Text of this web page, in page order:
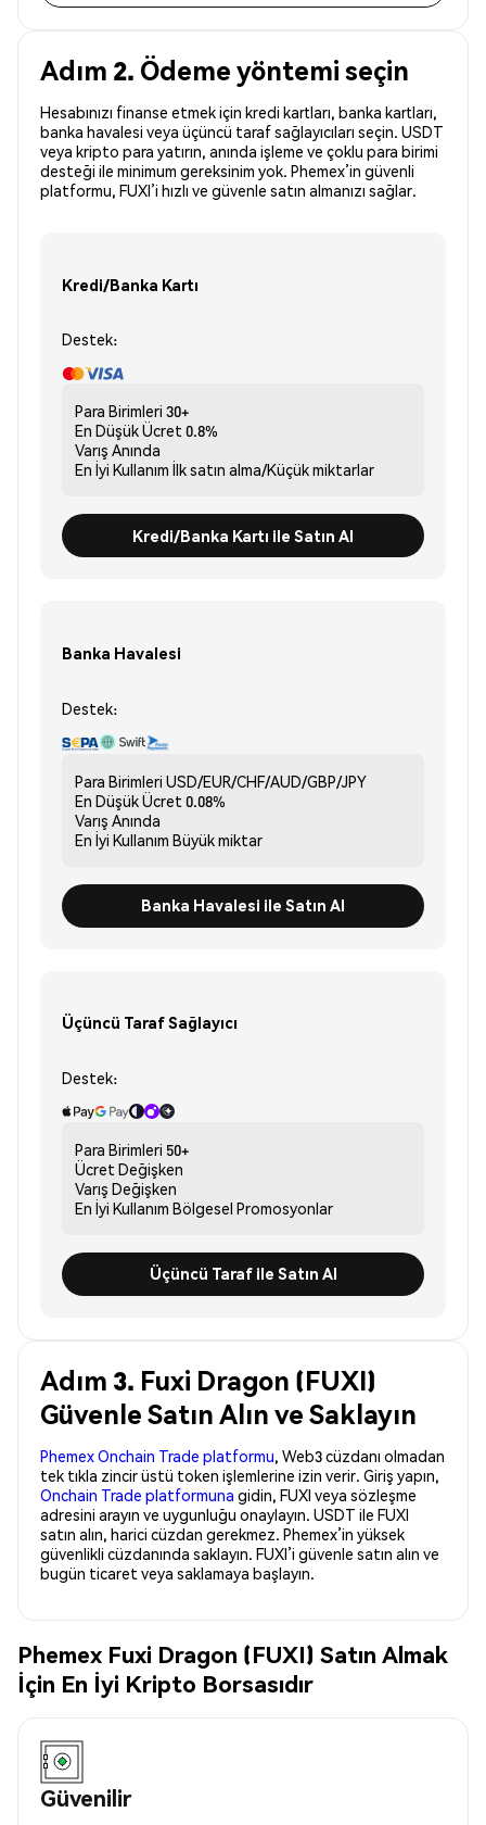
Adım 2. Ödeme yöntemi seçin
Hesabınızı finanse etmek için kredi kartları, banka kartları,
banka havalesi veya üçüncü taraf sağlayıcıları seçin. USDT
veya kripto para yatırın, anında işleme ve çoklu para birimi
desteği ile minimum gereksinim yok. Phemex’in güvenli
platformu, FUXI’i hızlı ve güvenle satın almanızı sağlar.
Kredi/Banka Kartı
Destek:
Para Birimleri 30+
En Düşük Ücret 0.8%
Varış Anında
En İyi Kullanım İlk satın alma/Küçük miktarlar
Kredi/Banka Kartı ile Satın Al
Banka Havalesi
Destek:
Para Birimleri USD/EUR/CHF/AUD/GBP/JPY
En Düşük Ücret 0.08%
Varış Anında
En İyi Kullanım Büyük miktar
Banka Havalesi ile Satın Al
Üçüncü Taraf Sağlayıcı
Destek:
Para Birimleri 50+
Ücret Değişken
Varış Değişken
En İyi Kullanım Bölgesel Promosyonlar
Üçüncü Taraf ile Satın Al
Adım 3. Fuxi Dragon (FUXI)
Güvenle Satın Alın ve Saklayın
Phemex Onchain Trade platformu, Web3 cüzdanı olmadan
tek tıkla zincir üstü token işlemlerine izin verir. Giriş yapın,
Onchain Trade platformuna gidin, FUXI veya sözleşme
adresini arayın ve uygunluğu onaylayın. USDT ile FUXI
satın alın, harici cüzdan gerekmez. Phemex’in yüksek
güvenlikli cüzdanında saklayın. FUXI’i güvenle satın alın ve
bugün ticaret veya saklamaya başlayın.
Phemex Fuxi Dragon (FUXI) Satın Almak
İçin En İyi Kripto Borsasıdır
Güvenilir